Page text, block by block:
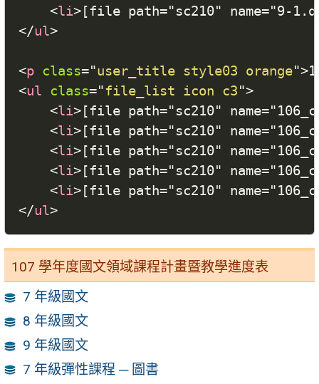
<li>[file path="sc210" name="9-
</ul>
<p class="user_title style03 orange">
<ul class="file_list icon c3">
<li>[file path="sc210"
<li>[file path="sc210"
<li>[file path="sc210"
<li>[file path="sc210"
<li>[file path="sc210"
</ul>
107 學年度國文領域課程計畫暨教學進度表
7 年級國文
8 年級國文
9 年級國文
7 年級彈性課程 ─ 圖書